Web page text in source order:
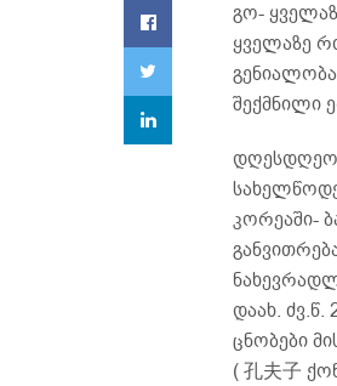
გო-
ყველაზე
გენიალობა
შექმნილი
კორეაში-
დაახ. ძვ.წ.
ცნობები
( 孔夫子